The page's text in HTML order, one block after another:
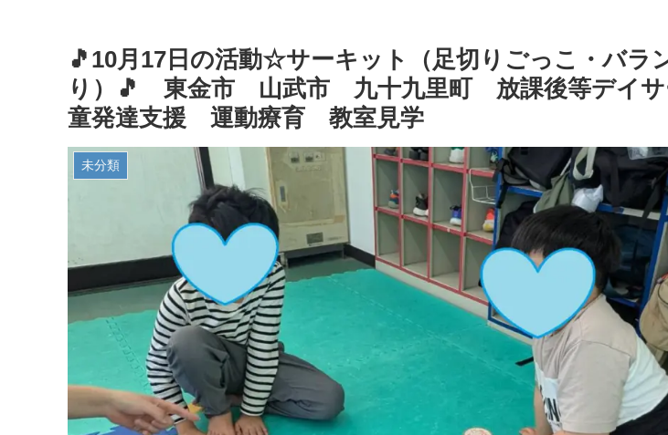
🎵10月17日の活動☆サーキット（足切りごっこ・バラ
り）🎵 東金市 山武市 九十九里町 放課後等デイ
童発達支援 運動療育 教室見学
未分類